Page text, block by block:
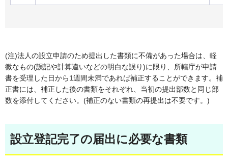
(注)法人の設立申請のため提出した書類に不備があった場合は、軽
微なもの(誤記や計算違いなどの明白な誤り)に限り、所轄庁が申請
書を受理した日から1週間未満であれば補正することができます。補
正書には、補正した後の書類をそれぞれ、当初の提出部数と同じ部
数を添付してください。(補正のない書類の再提出は不要です。)
設立登記完了の届出に必要な書類